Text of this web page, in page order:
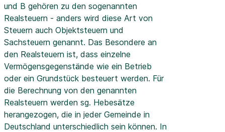
und B gehören zu den sogenannten
Realsteuern - anders wird diese Art von
Steuern auch Objektsteuern und
Sachsteuern genannt. Das Besondere an
den Realsteuern ist, dass einzelne
Vermögensgegenstände wie ein Betrieb
oder ein Grundstück besteuert werden. Für
die Berechnung von den genannten
Realsteuern werden sg. Hebesätze
herangezogen, die in jeder Gemeinde in
Deutschland unterschiedlich sein können. In